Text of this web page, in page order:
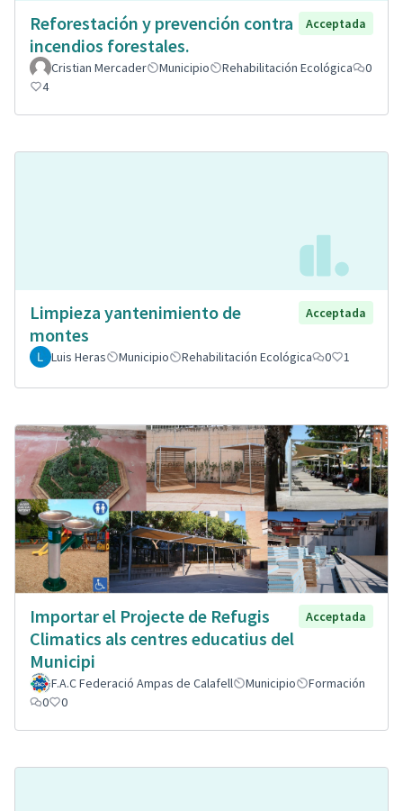
Reforestación y prevención contra
incendios forestales.
Acceptada
Cristian Mercader Municipio Rehabilitación Ecológica
0
4
Limpieza yantenimiento de
montes
Acceptada
Luis Heras Municipio Rehabilitación Ecológica 0 1
Importar el Projecte de Refugis
Climatics als centres educatius del
Municipi
Acceptada
F.A.C Federació Ampas de Calafell Municipio
Formación
0
0